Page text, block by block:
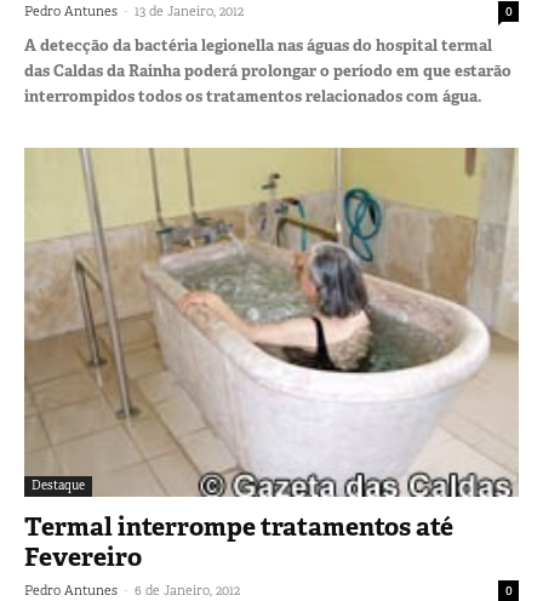
Pedro Antunes - 13 de Janeiro, 2012 0
A detecção da bactéria legionella nas águas do hospital termal
das Caldas da Rainha poderá prolongar o período em que estarão
interrompidos todos os tratamentos relacionados com água.
Destaque
Termal interrompe tratamentos até
Fevereiro
Pedro Antunes - 6 de Janeiro, 2012 0